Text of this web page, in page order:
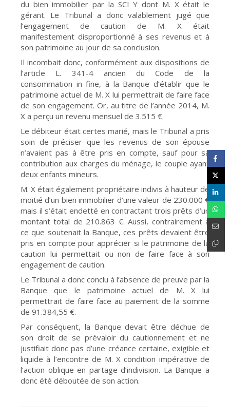
du bien immobilier par la SCI Y dont M. X était le
gérant. Le Tribunal a donc valablement jugé que
l’engagement de caution de M. X était
manifestement disproportionné à ses revenus et à
son patrimoine au jour de sa conclusion.
Il incombait donc, conformément aux dispositions de
l’article L. 341-4 ancien du Code de la
consommation in fine, à la Banque d’établir que le
patrimoine actuel de M. X lui permettrait de faire face
de son engagement. Or, au titre de l’année 2014, M.
X a perçu un revenu mensuel de 3.515 €.
Le débiteur était certes marié, mais le Tribunal a pris
soin de préciser que les revenus de son épouse
n’avaient pas à être pris en compte, sauf pour sa
contribution aux charges du ménage, le couple ayant
deux enfants mineurs.
M. X était également propriétaire indivis à hauteur de
moitié d’un bien immobilier d’une valeur de 230.000 €
mais il s’était endetté en contractant trois prêts d’un
montant total de 210.863 €. Aussi, contrairement à
ce que soutenait la Banque, ces prêts devaient être
pris en compte pour apprécier si le patrimoine de la
caution lui permettait ou non de faire face à son
engagement de caution.
Le Tribunal a donc conclu à l’absence de preuve par la
Banque que le patrimoine actuel de M. X lui
permettrait de faire face au paiement de la somme
de 91.384,55 €.
Par conséquent, la Banque devait être déchue de
son droit de se prévaloir du cautionnement et ne
justifiait donc pas d’une créance certaine, exigible et
liquide à l’encontre de M. X condition impérative de
l’action oblique en partage d’indivision. La Banque a
donc été déboutée de son action.